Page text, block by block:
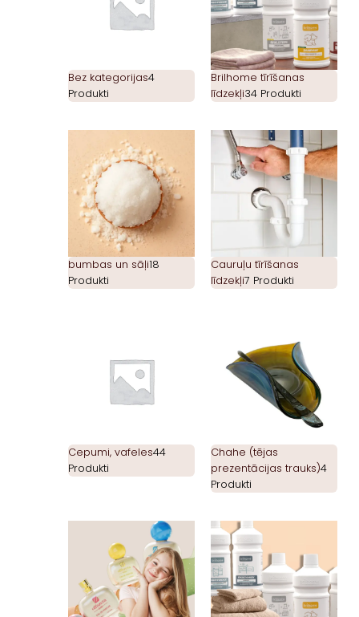
Bez kategorijas4
Produkti
Brilhome tīrīšanas
līdzekļi34 Produkti
bumbas un sāļi18
Produkti
Cauruļu tīrīšanas
līdzekļi7 Produkti
Cepumi, vafeles44
Produkti
Chahe (tējas
prezentācijas trauks)4
Produkti